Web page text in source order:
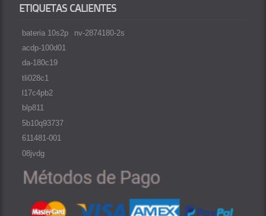
ETIQUETAS CALIENTES
bateria 10s2p
acdp-100d01
da-180c19
tli028c1
l17c4pb2
blp811
5b10q93737
611481-001
08jvdg
nv-2874180-2s